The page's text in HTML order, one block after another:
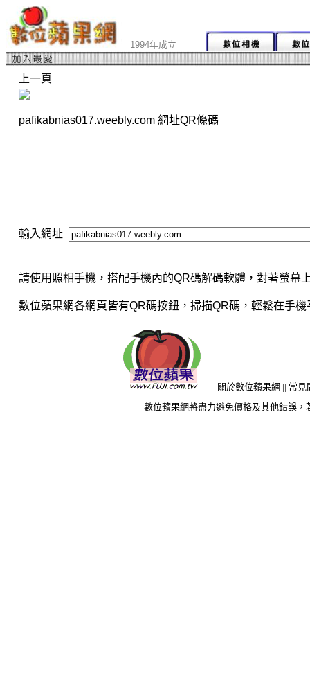
1994年成立
上一頁
pafikabnias017.weebly.com 網址QR條碼
輸入網址
請使用照相手機，搭配手機內的QR碼解碼軟體，對著螢幕
數位蘋果網各網頁皆有QR碼按鈕，掃描QR碼，輕鬆在手
關於數位蘋果網 || 常見
數位蘋果網將盡力避免價格及其他錯誤